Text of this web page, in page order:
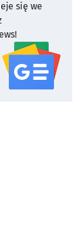
się we
serwisu